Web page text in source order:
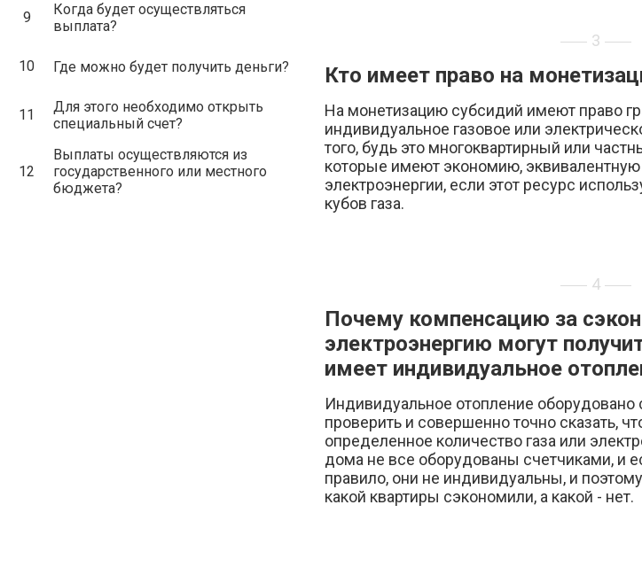
9
Когда будет осуществляться
выплата?
10 Где можно будет получить деньги?
11
Для этого необходимо открыть
специальный счет?
12
Выплаты осуществляются из
государственного или местного
бюджета?
3
Кто имеет право на
На монетизацию субсидий имеют право
индивидуальное газовое или
того, будь это многоквартирный или
которые имеют экономию, эквивалентную
электроэнергии, если этот ресурс
кубов газа.
4
Почему компенсацию за
электроэнергию могут
имеет индивидуальное
Индивидуальное отопление
проверить и совершенно точно сказать,
определенное количество газа или
дома не все оборудованы счетчиками, и
правило, они не индивидуальны, и
какой квартиры сэкономили, а какой - нет.